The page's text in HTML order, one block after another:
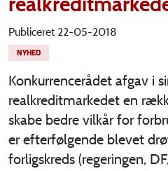
Publiceret 22-05-2018
NYHED
Konkurrencerådet afgav i
realkreditmarkedet en
skabe bedre vilkår for
er efterfølgende blevet
forligskreds (regeringen,